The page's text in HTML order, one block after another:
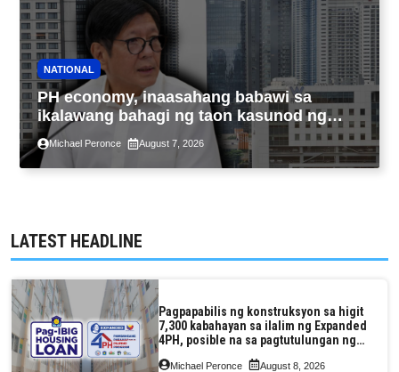
NATIONAL
PH economy, inaasahang babawi sa
ikalawang bahagi ng taon kasunod ng
2.3% GDP dulot ng Middle East war,
pagkaantala ng public construction
Michael Peronce August 7, 2026
LATEST HEADLINE
Pagpapabilis ng konstruksyon sa higit
7,300 kabahayan sa ilalim ng Expanded
4PH, posible na sa pagtutulungan ng
Pag-IBIG at P.A. Alvarez
Michael Peronce August 8, 2026